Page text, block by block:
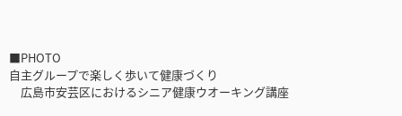
■PHOTO
自主グループで楽しく歩いて健康づくり
広島市安芸区におけるシニア健康ウオーキング講座